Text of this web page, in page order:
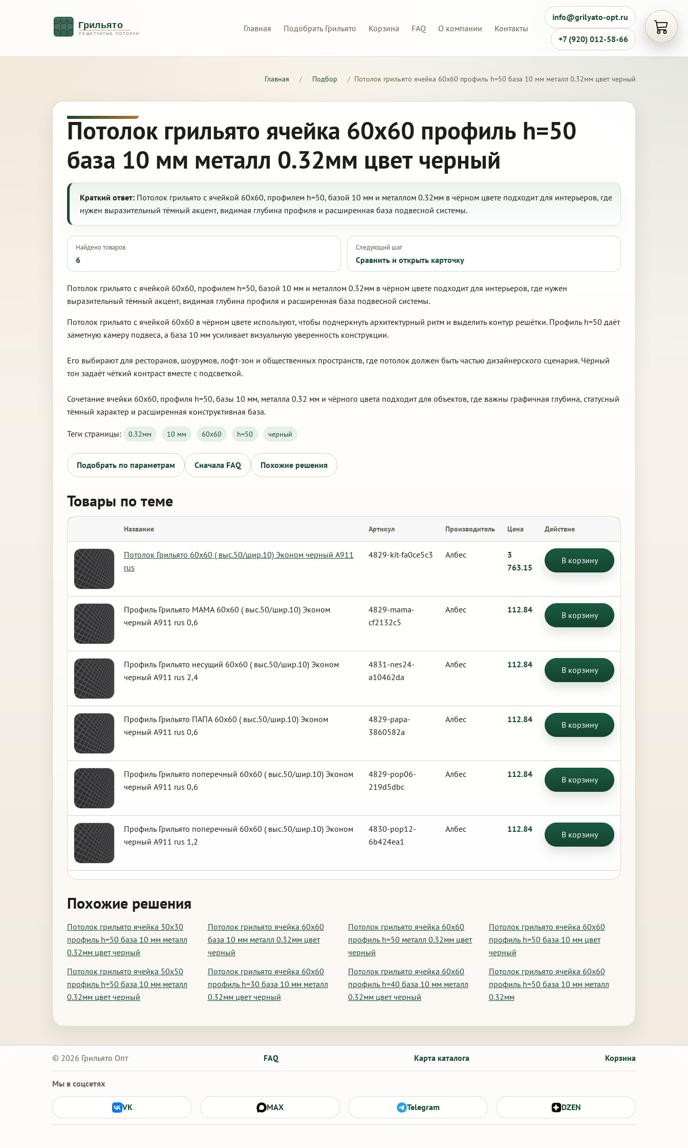
Главная Подобрать Грильято Корзина FAQ О компании Контакты
info@grilyato-opt.ru
+7 (920) 012-58-66
Главная / Подбор / Потолок грильято ячейка 60х60 профиль h=50 база 10 мм металл 0.32мм цвет черный
Потолок грильято ячейка 60х60 профиль h=50
база 10 мм металл 0.32мм цвет черный
Краткий ответ: Потолок грильято с ячейкой 60х60, профилем h=50, базой 10 мм и металлом 0.32мм в чёрном цвете подходит для интерьеров, где
нужен выразительный тёмный акцент, видимая глубина профиля и расширенная база подвесной системы.
Найдено товаров
6
Следующий шаг
Сравнить и открыть карточку
Потолок грильято с ячейкой 60х60, профилем h=50, базой 10 мм и металлом 0.32мм в чёрном цвете подходит для интерьеров, где нужен
выразительный тёмный акцент, видимая глубина профиля и расширенная база подвесной системы.
Потолок грильято с ячейкой 60х60 в чёрном цвете используют, чтобы подчеркнуть архитектурный ритм и выделить контур решётки. Профиль h=50 даёт
заметную камеру подвеса, а база 10 мм усиливает визуальную уверенность конструкции.
Его выбирают для ресторанов, шоурумов, лофт-зон и общественных пространств, где потолок должен быть частью дизайнерского сценария. Чёрный
тон задаёт чёткий контраст вместе с подсветкой.
Сочетание ячейки 60х60, профиля h=50, базы 10 мм, металла 0.32 мм и чёрного цвета подходит для объектов, где важны графичная глубина, статусный
тёмный характер и расширенная конструктивная база.
Теги страницы: 0.32мм 10 мм 60х60 h=50 черный
Подобрать по параметрам Сначала FAQ Похожие решения
Товары по теме
Название Артикул Производитель Цена Действие
Потолок Грильято 60х60 ( выс.50/шир.10) Эконом черный А911
rus
4829-kit-fa0ce5c3 Албес
3
763.15
В корзину
Профиль Грильято МАМА 60х60 ( выс.50/шир.10) Эконом
черный А911 rus 0,6
4829-mama-
cf2132c5
Албес 112.84
В корзину
Профиль Грильято несущий 60х60 ( выс.50/шир.10) Эконом
черный А911 rus 2,4
4831-nes24-
a10462da
Албес 112.84
В корзину
Профиль Грильято ПАПА 60х60 ( выс.50/шир.10) Эконом
черный А911 rus 0,6
4829-papa-
3860582a
Албес 112.84
В корзину
Профиль Грильято поперечный 60х60 ( выс.50/шир.10) Эконом
черный А911 rus 0,6
4829-pop06-
219d5dbc
Албес 112.84
В корзину
Профиль Грильято поперечный 60х60 ( выс.50/шир.10) Эконом
черный А911 rus 1,2
4830-pop12-
6b424ea1
Албес 112.84
В корзину
Похожие решения
Потолок грильято ячейка 30х30
профиль h=50 база 10 мм металл
0.32мм цвет черный
Потолок грильято ячейка 60х60
база 10 мм металл 0.32мм цвет
черный
Потолок грильято ячейка 60х60
профиль h=50 металл 0.32мм цвет
черный
Потолок грильято ячейка 60х60
профиль h=50 база 10 мм цвет
черный
Потолок грильято ячейка 50х50
профиль h=50 база 10 мм металл
0.32мм цвет черный
Потолок грильято ячейка 60х60
профиль h=30 база 10 мм металл
0.32мм цвет черный
Потолок грильято ячейка 60х60
профиль h=40 база 10 мм металл
0.32мм цвет черный
Потолок грильято ячейка 60х60
профиль h=50 база 10 мм металл
0.32мм
© 2026 Грильято Опт FAQ Карта каталога Корзина
Мы в соцсетях
VK MAX Telegram DZEN
Открыть